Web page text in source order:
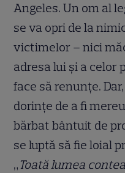
Angeles. Un om al
se va opri de la
victimelor – nici
adresa lui și a celor
face să renunțe.
dorințe de a fi
bărbat bântuit de
se luptă să fie loial
„ Toată lumea